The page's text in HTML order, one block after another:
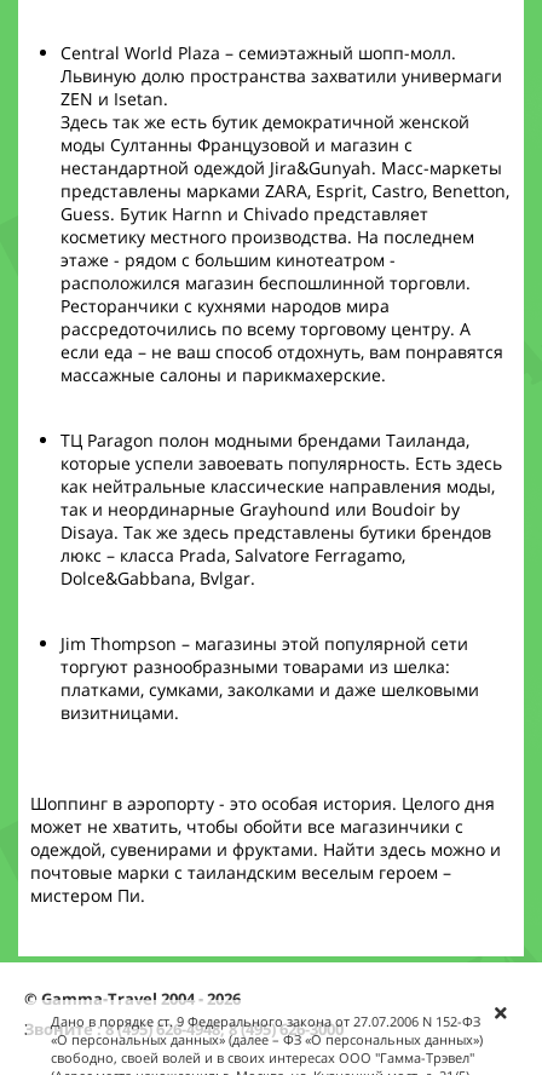
Central World Plaza – семиэтажный шопп-молл.
Львиную долю пространства захватили универмаги
ZEN и Isetan.
Здесь так же есть бутик демократичной женской
моды Султанны Французовой и магазин с
нестандартной одеждой Jira&Gunyah. Масс-маркеты
представлены марками ZARA, Esprit, Castro, Benetton,
Guess. Бутик Harnn и Chivado представляет
косметику местного производства. На последнем
этаже - рядом с большим кинотеатром -
расположился магазин беспошлинной торговли.
Ресторанчики с кухнями народов мира
рассредоточились по всему торговому центру. А
если еда – не ваш способ отдохнуть, вам понравятся
массажные салоны и парикмахерские.
ТЦ Paragon полон модными брендами Таиланда,
которые успели завоевать популярность. Есть здесь
как нейтральные классические направления моды,
так и неординарные Grayhound или Boudoir by
Disaya. Так же здесь представлены бутики брендов
люкс – класса Prada, Salvatore Ferragamo,
Dolce&Gabbana, Bvlgar.
Jim Thompson – магазины этой популярной сети
торгуют разнообразными товарами из шелка:
платками, сумками, заколками и даже шелковыми
визитницами.
Шоппинг в аэропорту - это особая история. Целого дня
может не хватить, чтобы обойти все магазинчики с
одеждой, сувенирами и фруктами. Найти здесь можно и
почтовые марки с таиландским веселым героем –
мистером Пи.
© Gamma-Travel 2004 - 2026
Звоните : 8 (495) 626-4948, 8 (495) 626-3000
Дано в порядке ст. 9 Федерального закона от 27.07.2006 N 152-ФЗ
«О персональных данных» (далее – ФЗ «О персональных данных»)
свободно, своей волей и в своих интересах ООО "Гамма-Трэвел"